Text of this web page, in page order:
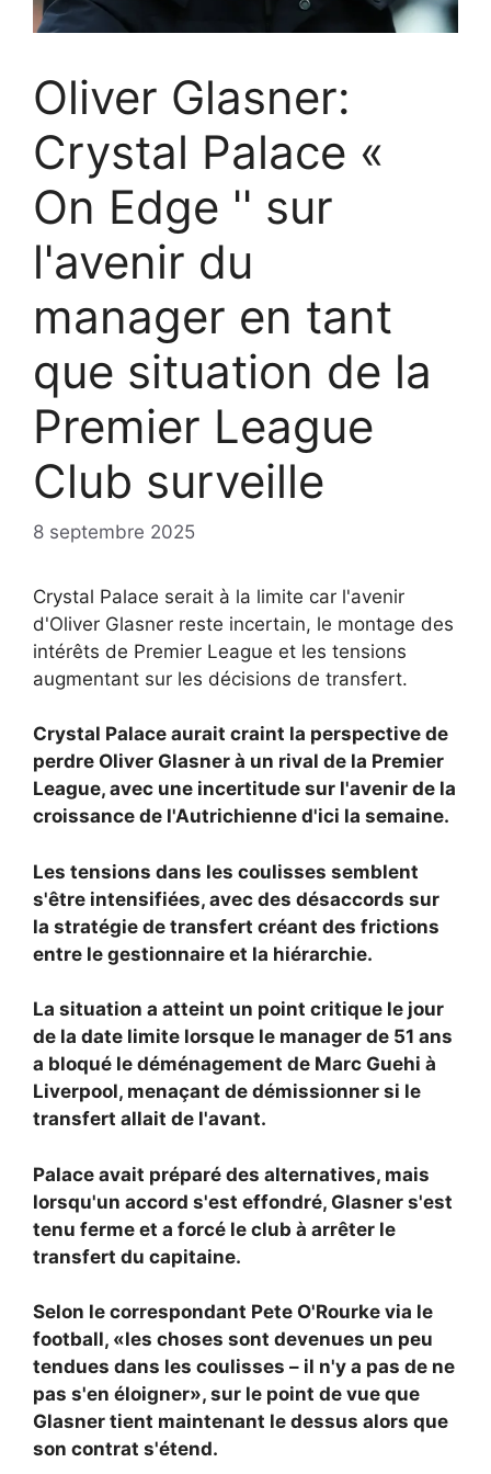
Oliver Glasner:
Crystal Palace «
On Edge '' sur
l'avenir du
manager en tant
que situation de la
Premier League
Club surveille
8 septembre 2025
Crystal Palace serait à la limite car l'avenir
d'Oliver Glasner reste incertain, le montage des
intérêts de Premier League et les tensions
augmentant sur les décisions de transfert.
Crystal Palace aurait craint la perspective de
perdre Oliver Glasner à un rival de la Premier
League, avec une incertitude sur l'avenir de la
croissance de l'Autrichienne d'ici la semaine.
Les tensions dans les coulisses semblent
s'être intensifiées, avec des désaccords sur
la stratégie de transfert créant des frictions
entre le gestionnaire et la hiérarchie.
La situation a atteint un point critique le jour
de la date limite lorsque le manager de 51 ans
a bloqué le déménagement de Marc Guehi à
Liverpool, menaçant de démissionner si le
transfert allait de l'avant.
Palace avait préparé des alternatives, mais
lorsqu'un accord s'est effondré, Glasner s'est
tenu ferme et a forcé le club à arrêter le
transfert du capitaine.
Selon le correspondant Pete O'Rourke via le
football, «les choses sont devenues un peu
tendues dans les coulisses – il n'y a pas de ne
pas s'en éloigner», sur le point de vue que
Glasner tient maintenant le dessus alors que
son contrat s'étend.